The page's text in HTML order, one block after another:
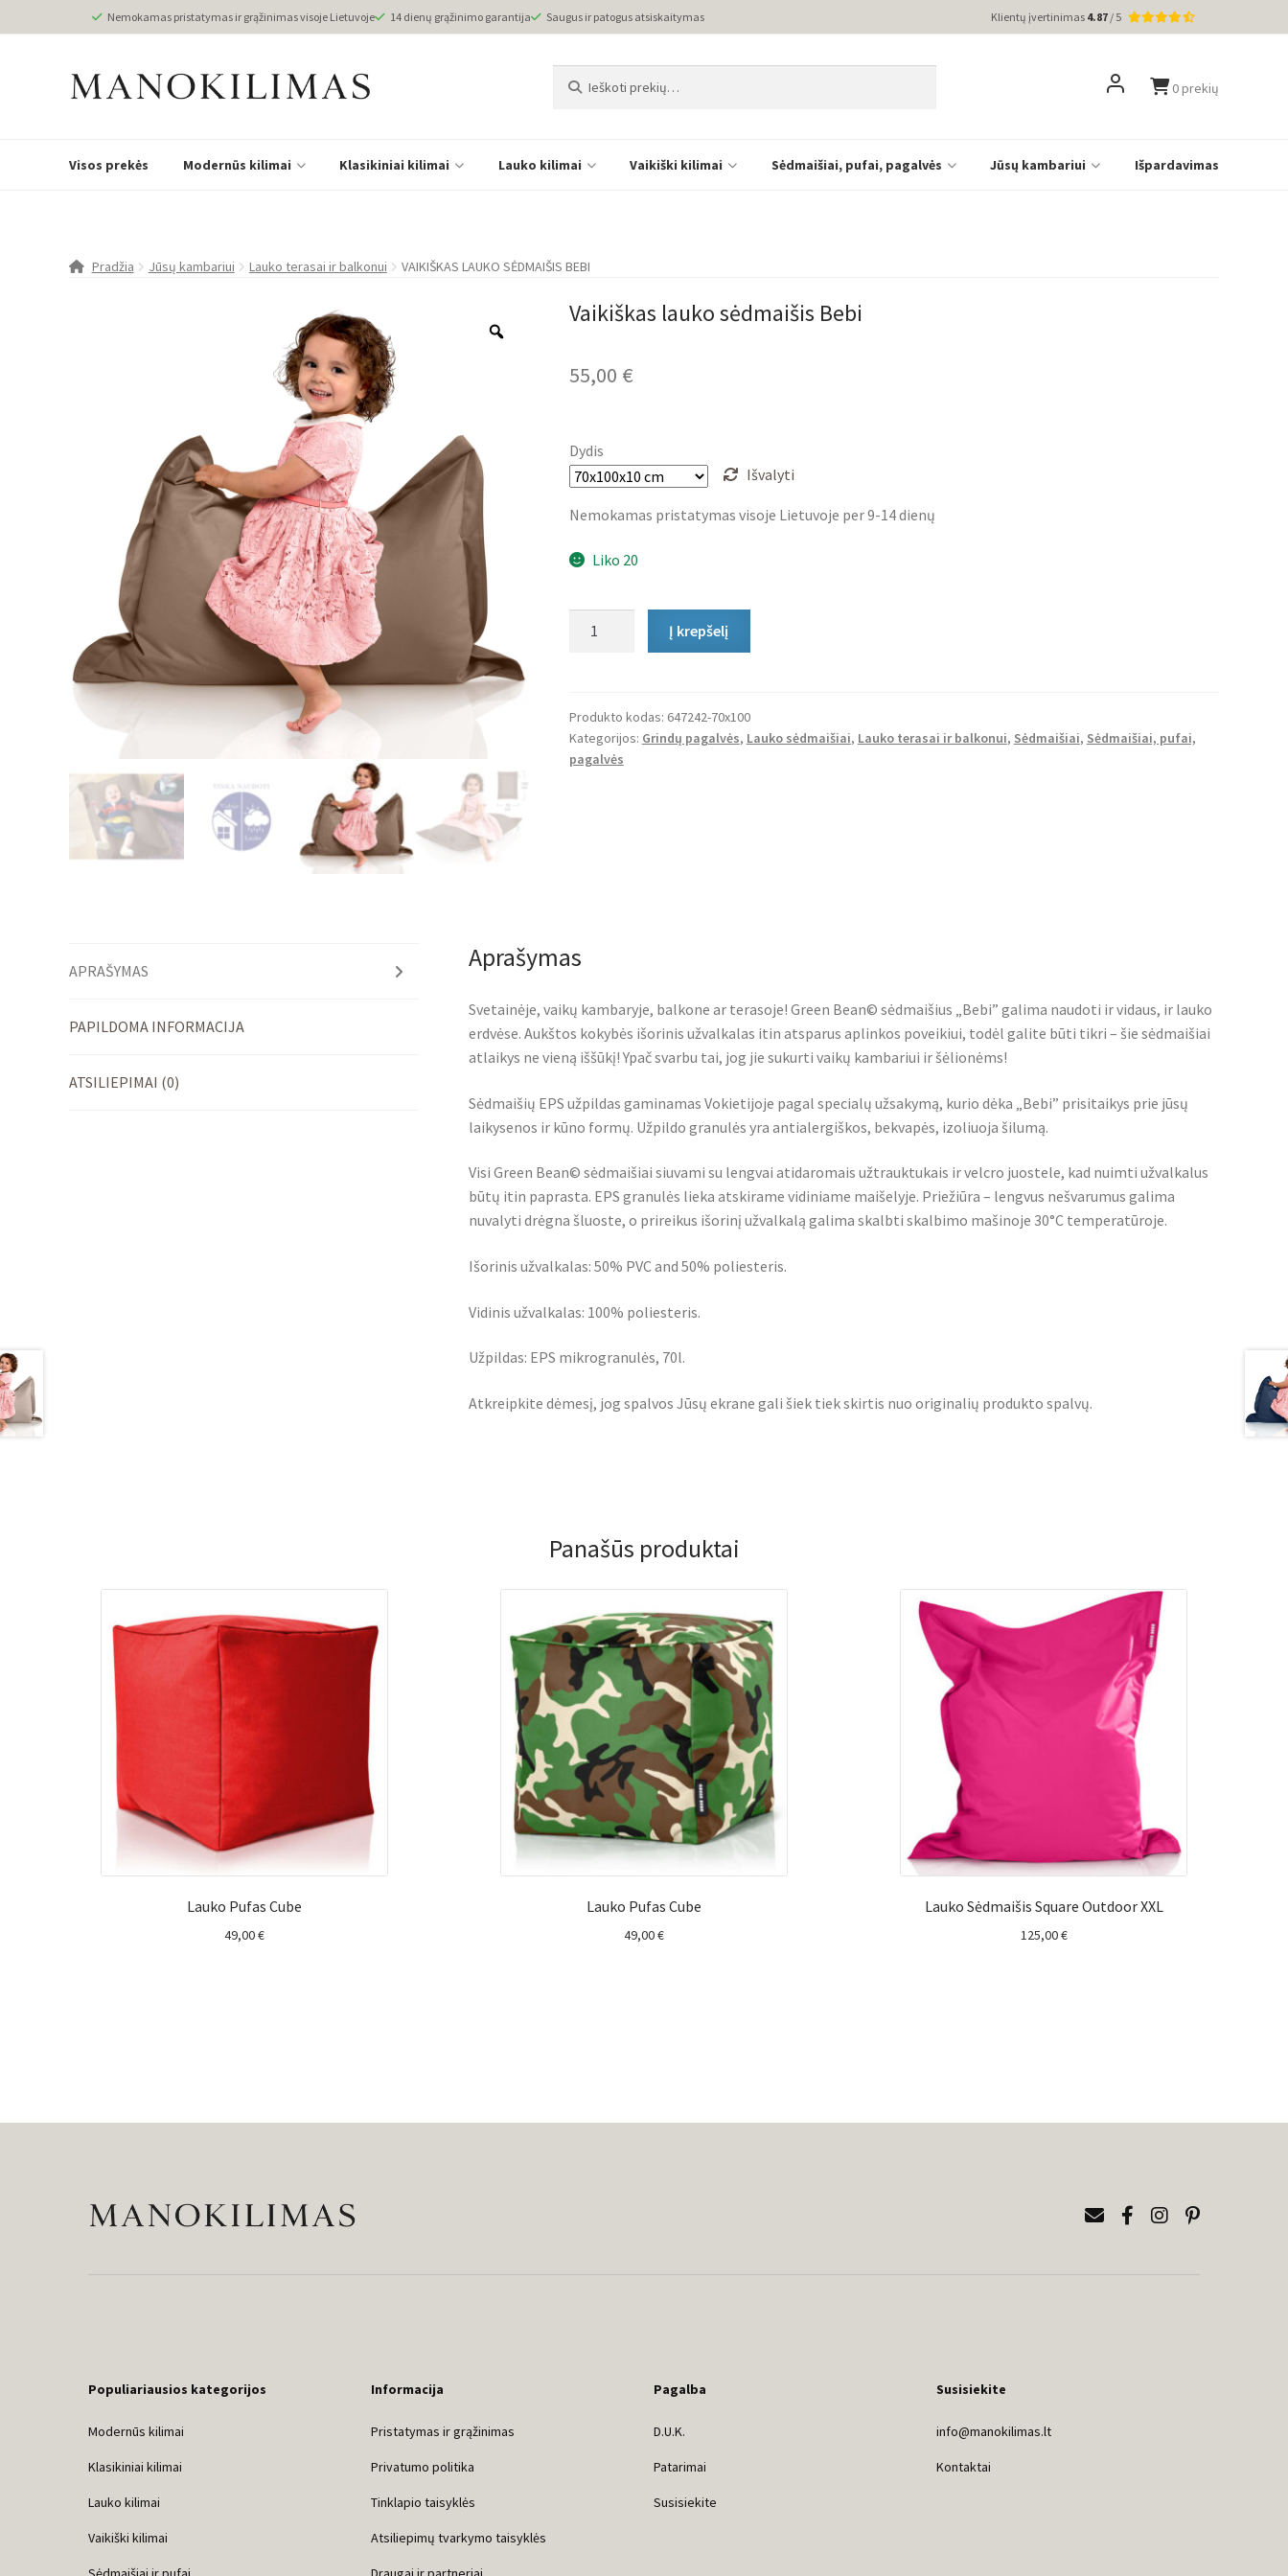
Nemokamas pristatymas ir grąžinimas visoje Lietuvoje 14 dienų grąžinimo garantija Saugus ir patogus atsiskaitymas Klientų įvertinimas 4.87 / 5
0 prekių
Visos prekės Modernūs kilimai Klasikiniai kilimai Lauko kilimai Vaikiški kilimai Sėdmaišiai, pufai, pagalvės Jūsų kambariui Išpardavimas
Pradžia Jūsų kambariui Lauko terasai ir balkonui VAIKIŠKAS LAUKO SĖDMAIŠIS BEBI
Vaikiškas lauko sėdmaišis Bebi
55,00 €
Dydis
Išvalyti
Nemokamas pristatymas visoje Lietuvoje per 9-14 dienų
Liko 20
sėdmaišis
Bebi
Į krepšelį
Produkto kodas: 647242-70x100
Kategorijos: Grindų pagalvės, Lauko sėdmaišiai, Lauko terasai ir balkonui, Sėdmaišiai, Sėdmaišiai, pufai,
pagalvės
APRAŠYMAS
PAPILDOMA INFORMACIJA
ATSILIEPIMAI (0)
Aprašymas
Svetainėje, vaikų kambaryje, balkone ar terasoje! Green Bean© sėdmaišius „Bebi” galima naudoti ir vidaus, ir lauko
erdvėse. Aukštos kokybės išorinis užvalkalas itin atsparus aplinkos poveikiui, todėl galite būti tikri – šie sėdmaišiai
atlaikys ne vieną iššūkį! Ypač svarbu tai, jog jie sukurti vaikų kambariui ir šėlionėms!
Sėdmaišių EPS užpildas gaminamas Vokietijoje pagal specialų užsakymą, kurio dėka „Bebi” prisitaikys prie jūsų
laikysenos ir kūno formų. Užpildo granulės yra antialergiškos, bekvapės, izoliuoja šilumą.
Visi Green Bean© sėdmaišiai siuvami su lengvai atidaromais užtrauktukais ir velcro juostele, kad nuimti užvalkalus
būtų itin paprasta. EPS granulės lieka atskirame vidiniame maišelyje. Priežiūra – lengvus nešvarumus galima
nuvalyti drėgna šluoste, o prireikus išorinį užvalkalą galima skalbti skalbimo mašinoje 30°C temperatūroje.
Išorinis užvalkalas: 50% PVC and 50% poliesteris.
Vidinis užvalkalas: 100% poliesteris.
Užpildas: EPS mikrogranulės, 70l.
Atkreipkite dėmesį, jog spalvos Jūsų ekrane gali šiek tiek skirtis nuo originalių produkto spalvų.
Panašūs produktai
Lauko Pufas Cube
49,00€
Lauko Pufas Cube
49,00€
Lauko Sėdmaišis Square Outdoor XXL
125,00€
Populiariausios kategorijos
Modernūs kilimai
Klasikiniai kilimai
Lauko kilimai
Vaikiški kilimai
Informacija
Pristatymas ir grąžinimas
Privatumo politika
Tinklapio taisyklės
Atsiliepimų tvarkymo taisyklės
Pagalba
D.U.K.
Patarimai
Susisiekite
Susisiekite
info@manokilimas.lt
Kontaktai